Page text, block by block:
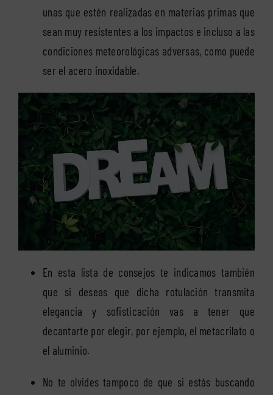
unas que estén realizadas en materias primas que
sean muy resistentes a los impactos e incluso a las
condiciones meteorológicas adversas, como puede
ser el acero inoxidable.
En esta lista de consejos te indicamos también
que si deseas que dicha rotulación transmita
elegancia y sofisticación vas a tener que
decantarte por elegir, por ejemplo, el metacrilato o
el aluminio.
No te olvides tampoco de que si estás buscando